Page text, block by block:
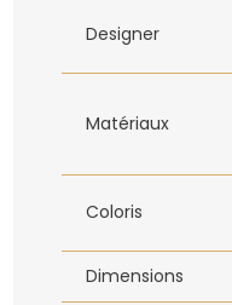
Designer
Matériaux
Coloris
Dimensions